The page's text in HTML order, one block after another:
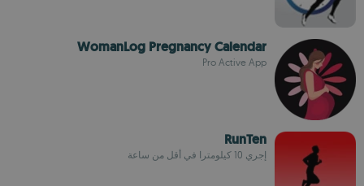
WomanLog Pregnancy Calendar
Pro Active App
RunTen
إجري 10 كيلومترا في أقل من ساعة